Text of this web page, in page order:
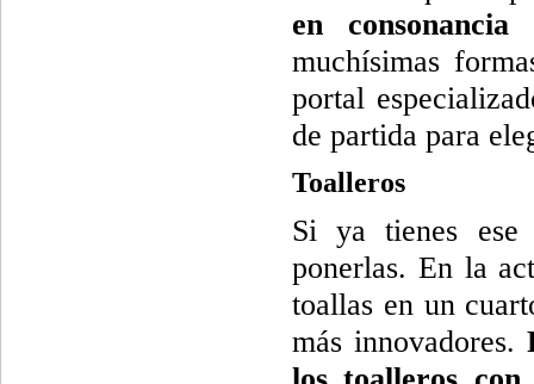
en
muchísimas
portal
de partida para
Toalleros
Si ya tienes ese
ponerlas. En la
toallas en un
más innovadores.